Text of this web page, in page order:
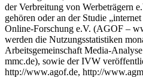
der Verbreitung von Werbeträgern
gehören oder an der Studie
Online-Forschung e.V. (AGOF –
werden die Nutzungsstatistiken
Arbeitsgemeinschaft Media-
mmc.de), sowie der IVW
http://www.agof.de, http://